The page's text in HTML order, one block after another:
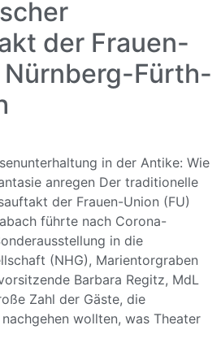
der Frauen-
Nürnberg-Fürth-
in der Antike: Wie
anregen Der traditionelle
der Frauen-Union (FU)
führte nach Corona-
in die
(NHG), Marientorgraben
Barbara Regitz, MdL
Zahl der Gäste, die
wollten, was Theater